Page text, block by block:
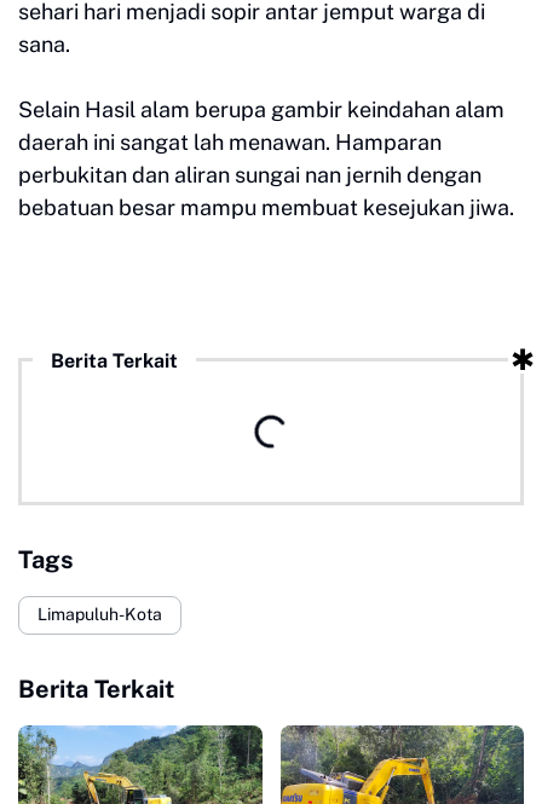
sehari hari menjadi sopir antar jemput warga di
sana.
Selain Hasil alam berupa gambir keindahan alam
daerah ini sangat lah menawan. Hamparan
perbukitan dan aliran sungai nan jernih dengan
bebatuan besar mampu membuat kesejukan jiwa.
Berita Terkait
Tags
Limapuluh-Kota
Berita Terkait